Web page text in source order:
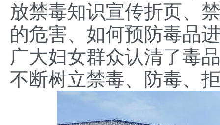
放禁毒知识宣传折页、
的危害、如何预防毒品
广大妇女群众认清了毒
不断树立禁毒、防毒、